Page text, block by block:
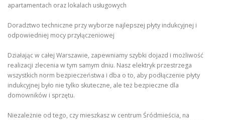
apartamentach oraz lokalach usługowych
Doradztwo techniczne przy wyborze najlepszej płyty indukcyjnej i
odpowiedniej mocy przyłączeniowej
Działając w całej Warszawie, zapewniamy szybki dojazd i możliwość
realizacji zlecenia w tym samym dniu. Nasz elektryk przestrzega
wszystkich norm bezpieczeństwa i dba o to, aby podłączenie płyty
indukcyjnej było nie tylko skuteczne, ale też bezpieczne dla
domowników i sprzętu.
Niezależnie od tego, czy mieszkasz w centrum Śródmieścia, na